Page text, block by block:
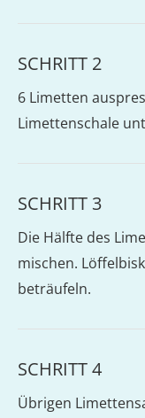
SCHRITT 2
6 Limetten
Limettenschale
SCHRITT 3
Die Hälfte des
mischen.
beträufeln.
SCHRITT 4
Übrigen